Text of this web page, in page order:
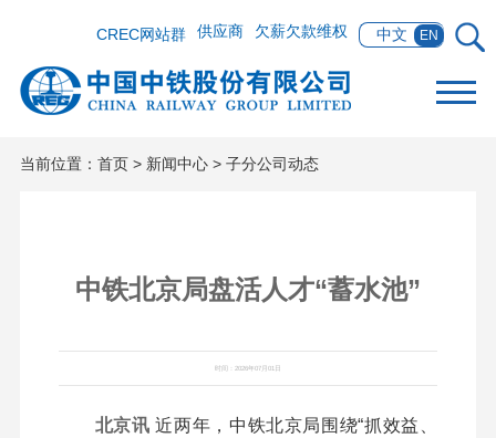
中文 EN
欠薪欠款维权
供应商
CREC网站群
当前位置： 首页> 新闻中心> 子分公司动态
中铁北京局盘活人才“蓄水池”
时间：2026年07月01日
北京讯 近两年，中铁北京局围绕“抓效益、